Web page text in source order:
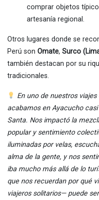
comprar objetos
artesanía regional.
Otros lugares donde se
Perú son Omate, Surco
también destacan por su
tradicionales.
En uno de nuestros
acabamos en Ayacucho
Santa. Nos impactó la
popular y sentimiento
iluminadas por velas,
alma de la gente, y nos
iba mucho más allá de lo
que nos recuerdan por qué
viajeros solitarios— puede